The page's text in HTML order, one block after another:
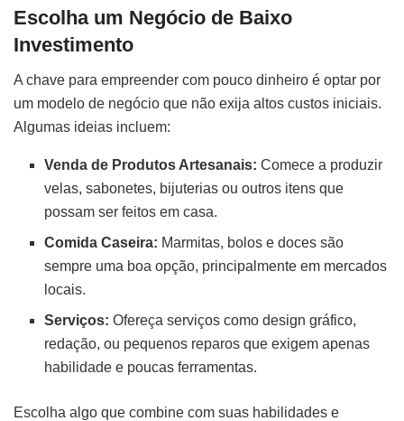
Escolha um Negócio de Baixo
Investimento
A chave para empreender com pouco dinheiro é optar por
um modelo de negócio que não exija altos custos iniciais.
Algumas ideias incluem:
Venda de Produtos Artesanais: Comece a produzir
velas, sabonetes, bijuterias ou outros itens que
possam ser feitos em casa.
Comida Caseira: Marmitas, bolos e doces são
sempre uma boa opção, principalmente em mercados
locais.
Serviços: Ofereça serviços como design gráfico,
redação, ou pequenos reparos que exigem apenas
habilidade e poucas ferramentas.
Escolha algo que combine com suas habilidades e